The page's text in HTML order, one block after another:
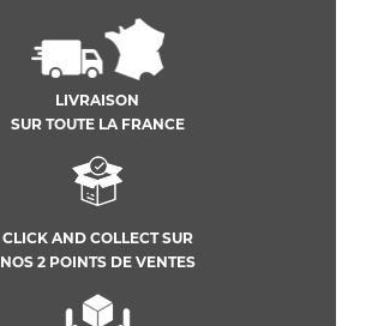
LIVRAISON
SUR TOUTE LA FRANCE
CLICK AND COLLECT SUR
NOS 2 POINTS DE VENTES